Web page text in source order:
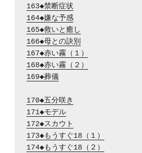
163◆禁断症状
164◆嫌な予感
165◆救いと癒し
166◆母との訣別
167◆赤い霧（１）
168◆赤い霧（２）
169◆葬儀
170◆五分咲き
171◆モデル
172◆スカウト
173◆もうすぐ18（１）
174◆もうすぐ18（２）